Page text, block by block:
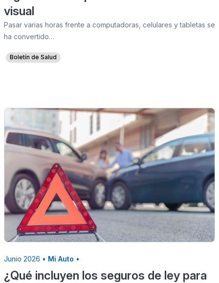
visual
Pasar varias horas frente a computadoras, celulares y tabletas se
ha convertido…
Boletín de Salud
Junio 2026 • Mi Auto •
¿Qué incluyen los seguros de ley para